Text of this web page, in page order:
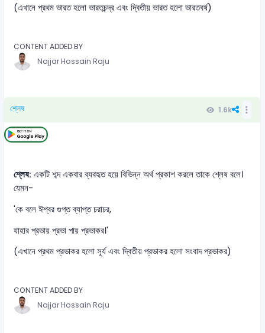
(এখানে প্রথম ভারত হলো ভারতচন্দ্র এবং দ্বিতীয় ভারত হলো ভারতবর্ষ)
CONTENT ADDED BY
Najjar Hossain Raju
শ্লেষ 1.6k
শ্লেষ:একটি শব্দ একবার ব্যবহৃত হয়ে বিভিন্ন অর্থ প্রকাশ করলে তাকে শ্লেষ বলে।
যেমন-
'কে বলে ঈশ্বর গুপ্ত ব্যাপ্ত চরাচর,
যাহার প্রভায় প্রভা পায় প্রভাকর।'
(এখানে প্রথম প্রভাকর হলো সূর্য এবং দ্বিতীয় প্রভাকর হলো সংবাদ প্রভাকর)
CONTENT ADDED BY
Najjar Hossain Raju